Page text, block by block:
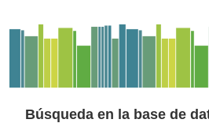
Búsqueda en la base de